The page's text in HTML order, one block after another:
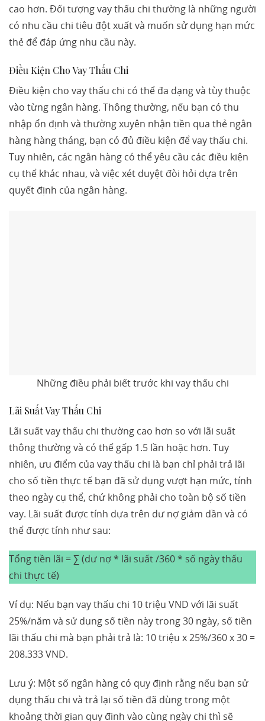
cao hơn. Đối tượng vay thấu chi thường là những người
có nhu cầu chi tiêu đột xuất và muốn sử dụng hạn mức
thẻ để đáp ứng nhu cầu này.
Điều Kiện Cho Vay Thấu Chi
Điều kiện cho vay thấu chi có thể đa dạng và tùy thuộc
vào từng ngân hàng. Thông thường, nếu bạn có thu
nhập ổn định và thường xuyên nhận tiền qua thẻ ngân
hàng hàng tháng, bạn có đủ điều kiện để vay thấu chi.
Tuy nhiên, các ngân hàng có thể yêu cầu các điều kiện
cụ thể khác nhau, và việc xét duyệt đòi hỏi dựa trên
quyết định của ngân hàng.
Những điều phải biết trước khi vay thấu chi
Lãi Suất Vay Thấu Chi
Lãi suất vay thấu chi thường cao hơn so với lãi suất
thông thường và có thể gấp 1.5 lần hoặc hơn. Tuy
nhiên, ưu điểm của vay thấu chi là bạn chỉ phải trả lãi
cho số tiền thực tế bạn đã sử dụng vượt hạn mức, tính
theo ngày cụ thể, chứ không phải cho toàn bộ số tiền
vay. Lãi suất được tính dựa trên dư nợ giảm dần và có
thể được tính như sau:
Tổng tiền lãi = ∑ (dư nợ * lãi suất /360 * số ngày thấu
chi thực tế)
Ví dụ: Nếu bạn vay thấu chi 10 triệu VND với lãi suất
25%/năm và sử dụng số tiền này trong 30 ngày, số tiền
lãi thấu chi mà bạn phải trả là: 10 triệu x 25%/360 x 30 =
208.333 VND.
Lưu ý: Một số ngân hàng có quy định rằng nếu bạn sử
dụng thấu chi và trả lại số tiền đã dùng trong một
khoảng thời gian quy định vào cùng ngày chi thì sẽ